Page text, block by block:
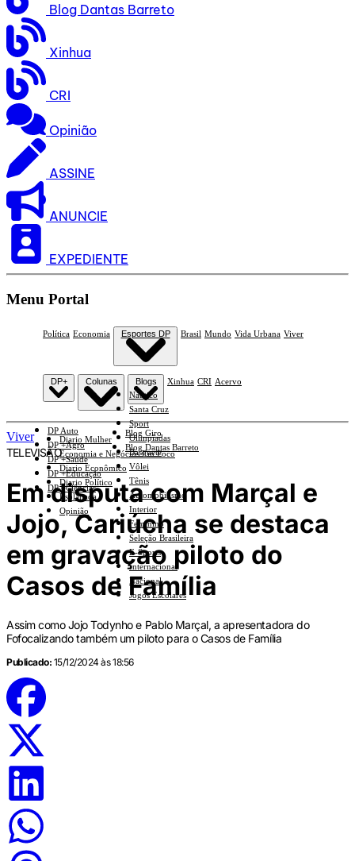
Blog Dantas Barreto
Xinhua
CRI
Opinião
ASSINE
ANUNCIE
EXPEDIENTE
Menu Portal
Política Economia Esportes DP
Náutico
Santa Cruz
Sport
Olimpíadas
Basquete
Vôlei
Tênis
Automobilismo
Interior
Feminino
Seleção Brasileira
E-Sports
Internacional
Nacional
Jogos Escolares
Brasil Mundo Vida Urbana Viver
DP+
DP Auto
DP +Agro
DP +Saúde
DP +Educação
DP +Ciências
Colunas
Diario Mulher
Economia e Negócios Em Foco
Diario Econômico
Diario Político
Esplanada
Opinião
Blogs
Blog Giro
Blog Dantas Barreto
Xinhua CRI Acervo
Viver
TELEVISÃO
Em disputa com Marçal e
Jojo, Cariúcha se destaca
em gravação piloto do
Casos de Família
Assim como Jojo Todynho e Pablo Marçal, a apresentadora do
Fofocalizando também um piloto para o Casos de Família
Publicado: 15/12/2024 às 18:56